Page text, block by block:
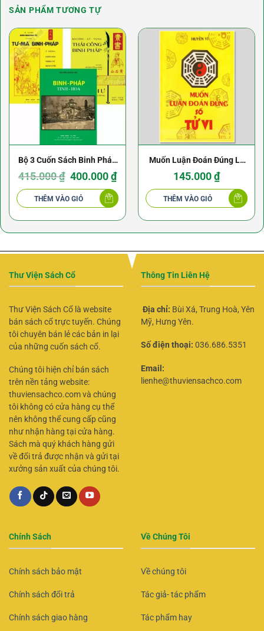
SẢN PHẨM TƯƠNG TỰ
Bộ 3 Cuốn Sách Binh Pháp
Kinh Điển
415.000₫ Giá
gốc
415.000 ₫.
400.000₫Giá
hiện
là:
400.000 ₫.
THÊM VÀO GIỎ
Muốn Luận Đoán Đúng Lá
Số Tử Vi
145.000₫
THÊM VÀO GIỎ
Thư Viện Sách Cổ
Thư Viện Sách Cổ là website
bán sách cổ trực tuyến. Chúng
tôi chuyên bán lẻ các bản in lại
của những cuốn sách cổ.
Chúng tôi hiện chỉ bán sách
trên nền tảng website:
thuviensachco.com và chúng
tôi không có cửa hàng cụ thể
nên không thể cung cấp cũng
như nhận hàng tại cửa hàng.
Sách mà quý khách hàng gửi
về đổi trả được nhận và gửi tại
xưởng sản xuất của chúng tôi.
Thông Tin Liên Hệ
Địa chỉ: Bùi Xá, Trung Hoà, Yên
Mỹ, Hưng Yên.
Số điện thoại: 036.686.5351
Email:
lienhe@thuviensachco.com
Chính Sách
Chính sách bảo mật
Chính sách đổi trả
Chính sách giao hàng
Về Chúng Tôi
Về chúng tôi
Tác giả- tác phẩm
Tác phẩm hay